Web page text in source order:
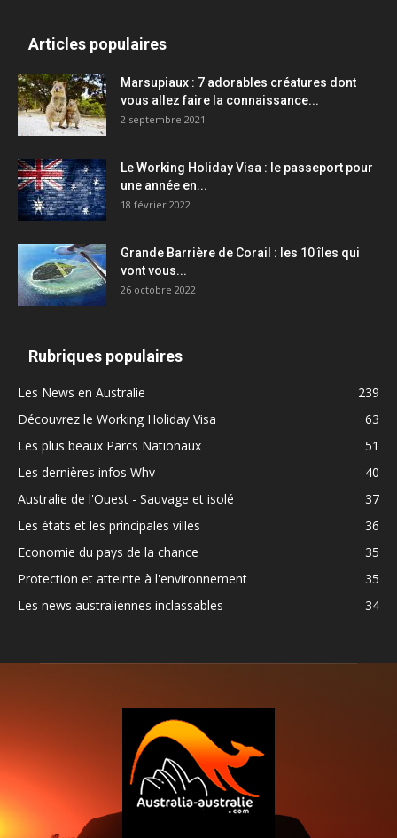
Articles populaires
Marsupiaux : 7 adorables créatures dont
vous allez faire la connaissance...
2 septembre 2021
Le Working Holiday Visa : le passeport pour
une année en...
18 février 2022
Grande Barrière de Corail : les 10 îles qui
vont vous...
26 octobre 2022
Rubriques populaires
Les News en Australie
239
Découvrez le Working Holiday Visa
63
Les plus beaux Parcs Nationaux
51
Les dernières infos Whv
40
Australie de l'Ouest - Sauvage et isolé
37
Les états et les principales villes
36
Economie du pays de la chance
35
Protection et atteinte à l'environnement
35
Les news australiennes inclassables
34